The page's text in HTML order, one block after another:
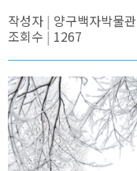
작성자 양구백자박물관
조회수
1267